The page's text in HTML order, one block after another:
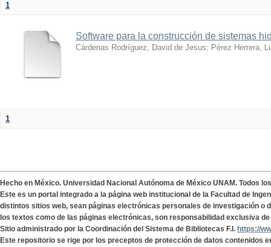
1
Software para la construcción de sistemas
Cárdenas Rodríguez, David de Jesus; Pérez Herrera,
1
Hecho en México. Universidad Nacional Autónoma de México UNAM. Todos
Este es un portal integrado a la página web institucional de la Facultad de
distintos sitios web, sean páginas electrónicas personales de investigación o
los textos como de las páginas electrónicas, son responsabilidad exclusiva
Sitio administrado por la Coordinación del Sistema de Bibliotecas F.I. https://
Este repositorio se rige por los preceptos de protección de datos contenidos